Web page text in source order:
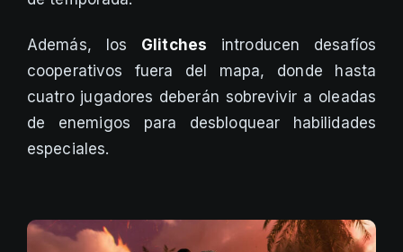
Además, los Glitches introducen desafíos
cooperativos fuera del mapa, donde hasta
cuatro jugadores deberán sobrevivir a oleadas
de enemigos para desbloquear habilidades
especiales.